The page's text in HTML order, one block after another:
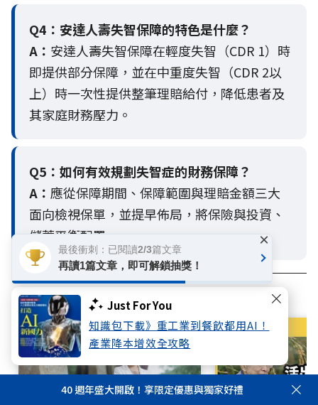
Just For You
知識包下載》重工業到餐飲都用AI！
產業降本增效全攻略
Q4： 安達人壽失智保障的特色是什麼？
A： 安達人壽失智保障在輕度失智（CDR 1）時
即提供部分保障，並在中重度失智（CDR 2以
上）時一次性提供整筆理賠給付，降低患者及
其家庭財務壓力。
Q5： 如何有效規劃失智症的財務保障？
A： 應從保障期間、保障範圍與理賠金額三大
面向檢視保單，並提早佈局，將保險與投資、
儲蓄平衡配置。
相關文章
40 週年盛大開啟！享限定優惠與獨家好禮
最後衝刺：已閱讀2/3篇文章
再讀1篇文章，即可解鎖抽獎！
×